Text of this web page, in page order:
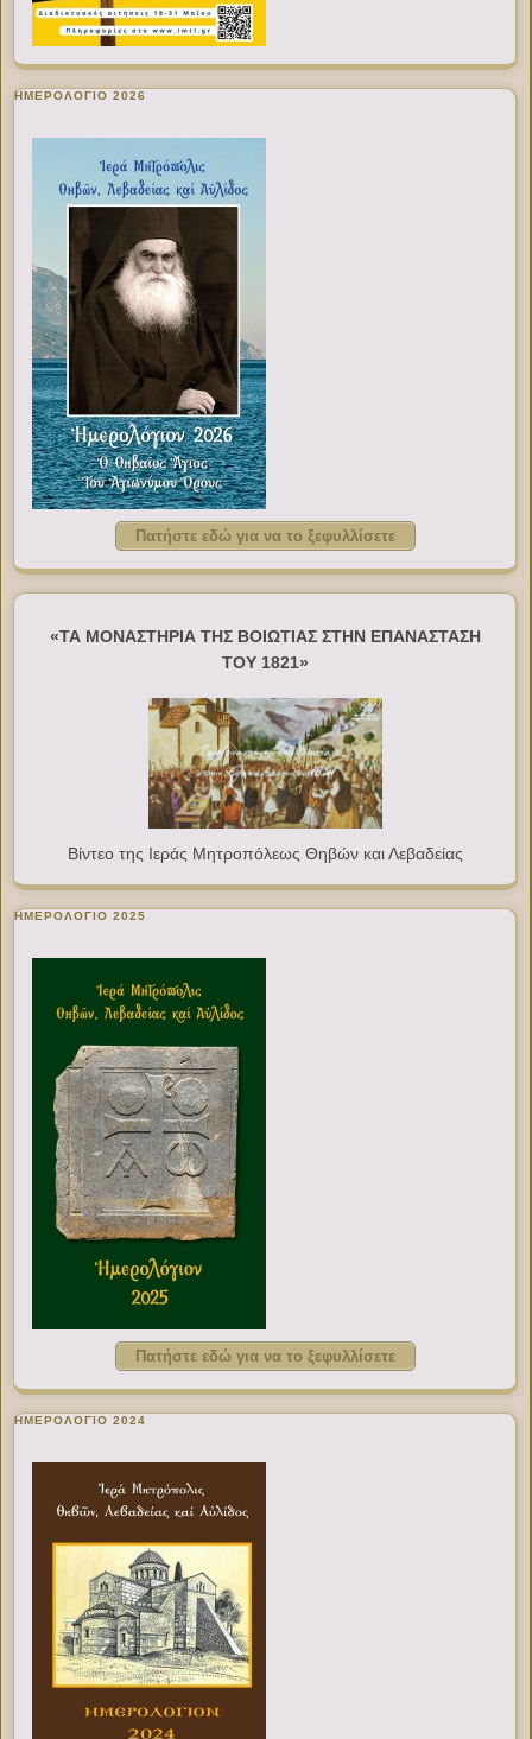
ΗΜΕΡΟΛΟΓΙΟ 2026
Πατήστε εδώ για να το ξεφυλλίσετε
«ΤΑ ΜΟΝΑΣΤΗΡΙΑ ΤΗΣ ΒΟΙΩΤΙΑΣ ΣΤΗΝ ΕΠΑΝΑΣΤΑΣΗ
ΤΟΥ 1821»
Βίντεο της Ιεράς Μητροπόλεως Θηβών και Λεβαδείας
ΗΜΕΡΟΛΟΓΙΟ 2025
Πατήστε εδώ για να το ξεφυλλίσετε
ΗΜΕΡΟΛΟΓΙΟ 2024